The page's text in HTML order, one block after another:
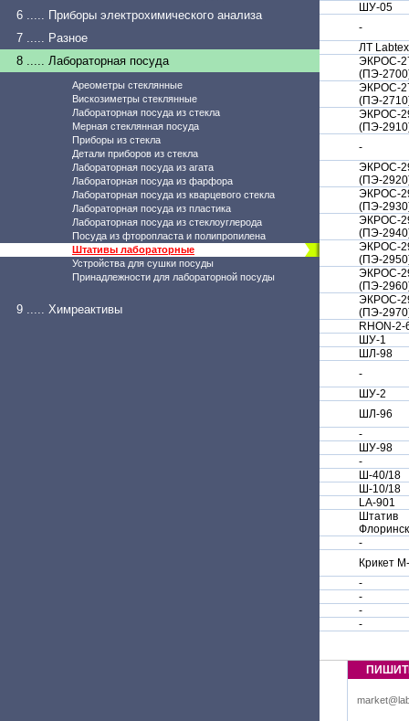
6 ..... Приборы электрохимического анализа
7 ..... Разное
8 ..... Лабораторная посуда
Ареометры стеклянные
Вискозиметры стеклянные
Лабораторная посуда из стекла
Мерная стеклянная посуда
Приборы из стекла
Детали приборов из стекла
Лабораторная посуда из агата
Лабораторная посуда из фарфора
Лабораторная посуда из кварцевого стекла
Лабораторная посуда из пластика
Лабораторная посуда из стеклоуглерода
Посуда из фторопласта и полипропилена
Штативы лабораторные
Устройства для сушки посуды
Принадлежности для лабораторной посуды
9 ..... Химреактивы
ШУ-05
-
ЛТ Labtex
ЭКРОС-
(ПЭ-
ЭКРОС-
(ПЭ-
ЭКРОС-
(ПЭ-
-
ЭКРОС-
(ПЭ-
ЭКРОС-
(ПЭ-
ЭКРОС-
(ПЭ-
ЭКРОС-
(ПЭ-
ЭКРОС-
(ПЭ-
ЭКРОС-
(ПЭ-
RHON-2-
ШУ-1
ШЛ-98
-
ШУ-2
ШЛ-96
-
ШУ-98
-
Ш-40/18
Ш-10/18
LA-901
Штатив
-
Крикет
-
-
-
-